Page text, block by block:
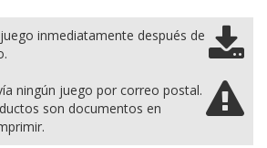
inmediatamente después de
ningún juego por correo postal.
son documentos en